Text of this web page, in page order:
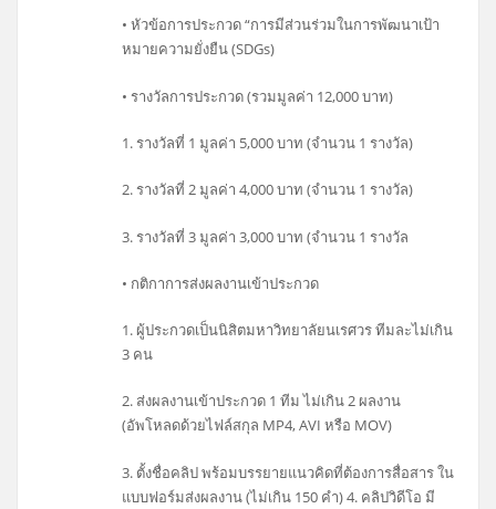
• หัวข้อการประกวด “การมีส่วนร่วมในการพัฒนาเป้า
หมายความยั่งยืน (SDGs)
• รางวัลการประกวด (รวมมูลค่า 12,000 บาท)
1. รางวัลที่ 1 มูลค่า 5,000 บาท (จำนวน 1 รางวัล)
2. รางวัลที่ 2 มูลค่า 4,000 บาท (จำนวน 1 รางวัล)
3. รางวัลที่ 3 มูลค่า 3,000 บาท (จำนวน 1 รางวัล
• กติกาการส่งผลงานเข้าประกวด
1. ผู้ประกวดเป็นนิสิตมหาวิทยาลัยนเรศวร ทีมละไม่เกิน
3 คน
2. ส่งผลงานเข้าประกวด 1 ทีม ไม่เกิน 2 ผลงาน
(อัพโหลดด้วยไฟล์สกุล MP4, AVI หรือ MOV)
3. ตั้งชื่อคลิป พร้อมบรรยายแนวคิดที่ต้องการสื่อสาร ใน
แบบฟอร์มส่งผลงาน (ไม่เกิน 150 คำ) 4. คลิปวิดีโอ มี